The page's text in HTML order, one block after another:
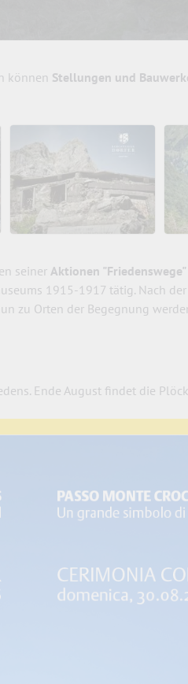
können Stellungen und
seiner Aktionen "Friedenswege"
1915-1917 tätig. Nach der
zu Orten der Begegnung
Ende August findet die